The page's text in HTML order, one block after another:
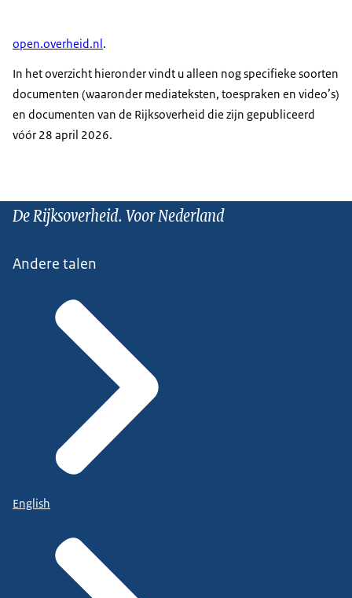
open.overheid.nl.
In het overzicht hieronder vindt u alleen nog specifieke soorten
documenten (waaronder mediateksten, toespraken en video’s)
en documenten van de Rijksoverheid die zijn gepubliceerd
vóór 28 april 2026.
De Rijksoverheid. Voor Nederland
Andere talen
English